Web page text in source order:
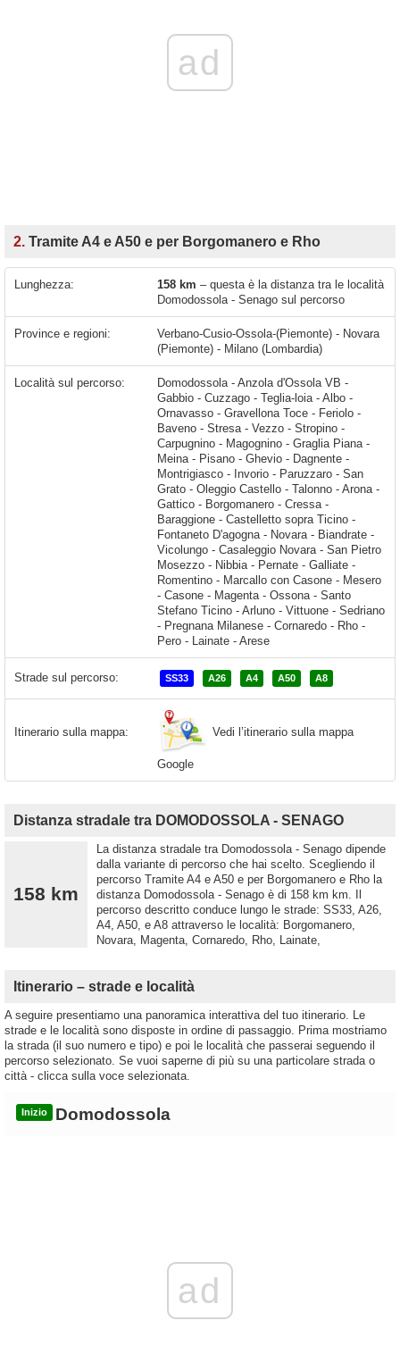
ad
2. Tramite A4 e A50 e per Borgomanero e Rho
Lunghezza: 158 km – questa è la distanza tra le località
Domodossola - Senago sul percorso
Province e regioni:
Verbano-Cusio-Ossola-(Piemonte) - Novara
(Piemonte) - Milano (Lombardia)
Località sul percorso: Domodossola - Anzola d'Ossola VB - Gabbio - Cuzzago - Teglia-loia - Albo - Ornavasso - Gravellona Toce - Feriolo - Baveno - Stresa - Vezzo - Stropino - Carpugnino - Magognino - Graglia Piana - Meina - Pisano - Ghevio - Dagnente - Montrigiasco - Invorio - Paruzzaro - San Grato - Oleggio Castello - Talonno - Arona - Gattico - Borgomanero - Cressa - Baraggione - Castelletto sopra Ticino - Fontaneto D'agogna - Novara - Biandrate - Vicolungo - Casaleggio Novara - San Pietro Mosezzo
Strade sul percorso: SS33 A26 A4 A50 A8
Itinerario sulla mappa: Vedi l’itinerario sulla mappa
Google
Distanza stradale tra DOMODOSSOLA - SENAGO
158 km
La distanza stradale tra Domodossola - Senago dipende
dalla variante di percorso che hai scelto. Scegliendo il
percorso Tramite A4 e A50 e per Borgomanero e Rho la
distanza Domodossola - Senago è di 158 km km. Il
percorso descritto conduce lungo le strade: SS33, A26,
A4, A50, e A8 attraverso le località: Borgomanero,
Novara, Magenta, Cornaredo, Rho, Lainate,
Itinerario – strade e località
A seguire presentiamo una panoramica interattiva del tuo itinerario. Le
strade e le località sono disposte in ordine di passaggio. Prima mostriamo
la strada (il suo numero e tipo) e poi le località che passerai seguendo il
percorso selezionato. Se vuoi saperne di più su una particolare strada o
città - clicca sulla voce selezionata.
Inizio Domodossola
ad